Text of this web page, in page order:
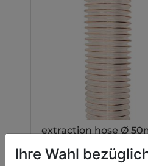
extraction hose Ø
Ihre Wahl